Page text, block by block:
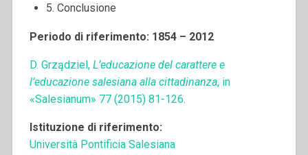
5. Conclusione
Periodo di riferimento: 1854 – 2012
D. Grządziel, L’educazione del carattere e
l’educazione salesiana alla cittadinanza, in
«Salesianum» 77 (2015) 81-126.
Istituzione di riferimento:
Università Pontificia Salesiana